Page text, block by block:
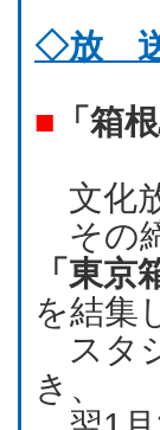
◇放
■ 「箱
文化
その
「東
を結集
スタ
き、